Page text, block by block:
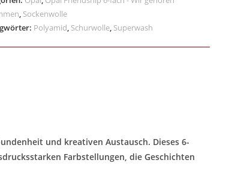
, Sockenwolle
Polyamid, Schurwolle, Superwash
und kreativen Austausch. Dieses 6-
Farbstellungen, die Geschichten